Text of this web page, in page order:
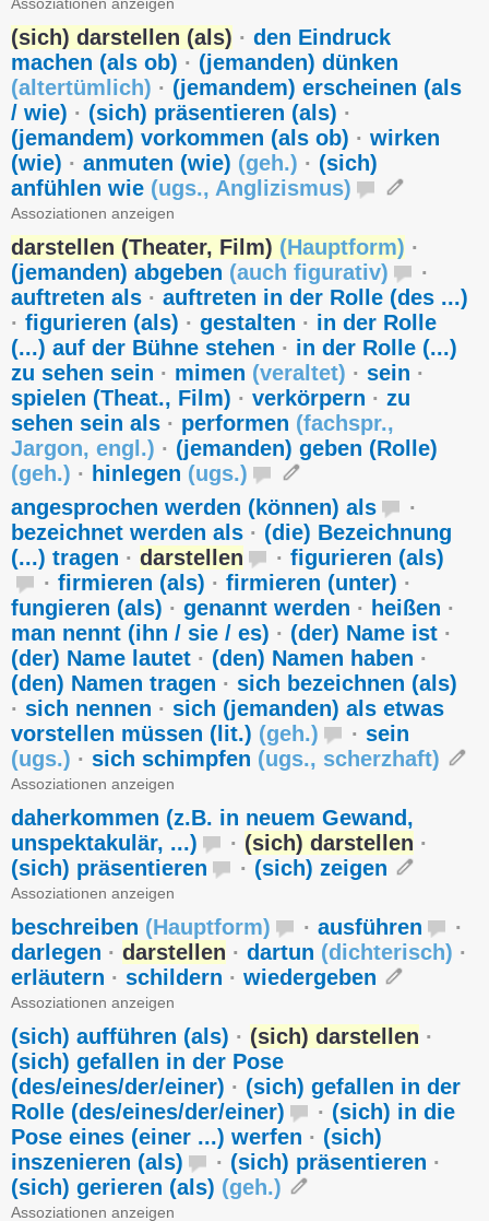
(sich) darstellen (als) · den Eindruck
machen (als ob) · (jemanden) dünken
(altertümlich) · (jemandem) erscheinen (als
/ wie) · (sich) präsentieren (als) ·
(jemandem) vorkommen (als ob) · wirken
(wie) · anmuten (wie) (geh.) · (sich)
anfühlen wie (ugs., Anglizismus)
Assoziationen anzeigen
darstellen (Theater, Film) (Hauptform) ·
(jemanden) abgeben (auch figurativ)
·
auftreten als · auftreten in der Rolle (des ...)
· figurieren (als) · gestalten · in der Rolle
(...) auf der Bühne stehen · in der Rolle (...)
zu sehen sein · mimen (veraltet) · sein ·
spielen (Theat., Film) · verkörpern · zu
sehen sein als · performen (fachspr.,
Jargon, engl.) · (jemanden) geben (Rolle)
(geh.) · hinlegen (ugs.)
angesprochen werden (können) als
·
bezeichnet werden als · (die) Bezeichnung
(...) tragen · darstellen · figurieren (als)
· firmieren (als) · firmieren (unter) ·
fungieren (als) · genannt werden · heißen ·
man nennt (ihn / sie / es) · (der) Name ist ·
(der) Name lautet · (den) Namen haben ·
(den) Namen tragen · sich bezeichnen (als)
· sich nennen · sich (jemanden) als etwas
vorstellen müssen (lit.) (geh.) · sein
(ugs.) · sich schimpfen (ugs., scherzhaft)
Assoziationen anzeigen
daherkommen (z.B. in neuem Gewand,
unspektakulär, ...)
· (sich) darstellen ·
(sich) präsentieren
· (sich) zeigen
Assoziationen anzeigen
beschreiben (Hauptform) · ausführen
·
darlegen · darstellen · dartun (dichterisch) ·
erläutern · schildern · wiedergeben
Assoziationen anzeigen
(sich) aufführen (als) · (sich) darstellen ·
(sich) gefallen in der Pose
(des/eines/der/einer) · (sich) gefallen in der
Rolle (des/eines/der/einer)
· (sich) in die
Pose eines (einer ...) werfen · (sich)
inszenieren (als)
· (sich) präsentieren ·
(sich) gerieren (als) (geh.)
Assoziationen anzeigen